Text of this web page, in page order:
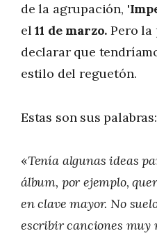
de la agrupación, '
el11 de marzo. Pero la
declarar que
estilo del reguetón.
Estas son sus palabras:
«Tenía algunas ideas
álbum, por ejemplo,
en clave mayor. No
escribir canciones muy